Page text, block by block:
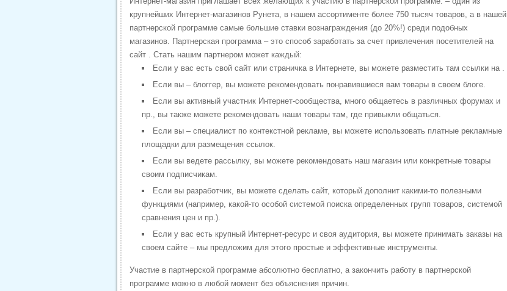
крупнейших Интернет-магазинов Рунета, в нашем ассортименте более 750 тысяч товаров, а в нашей
партнерской программе самые большие ставки вознаграждения (до 20%!) среди подобных
магазинов. Партнерская программа – это способ заработать за счет привлечения посетителей на
сайт . Стать нашим партнером может каждый:
Если у вас есть свой сайт или страничка в Интернете, вы можете разместить там ссылки на .
Если вы – блоггер, вы можете рекомендовать понравившиеся вам товары в своем блоге.
Если вы активный участник Интернет-сообщества, много общаетесь в различных форумах и
пр., вы также можете рекомендовать наши товары там, где привыкли общаться.
Если вы – специалист по контекстной рекламе, вы можете использовать платные рекламные
площадки для размещения ссылок.
Если вы ведете рассылку, вы можете рекомендовать наш магазин или конкретные товары
своим подписчикам.
Если вы разработчик, вы можете сделать сайт, который дополнит какими-то полезными
функциями (например, какой-то особой системой поиска определенных групп товаров, системой
сравнения цен и пр.).
Если у вас есть крупный Интернет-ресурс и своя аудитория, вы можете принимать заказы на
своем сайте – мы предложим для этого простые и эффективные инструменты.
Участие в партнерской программе абсолютно бесплатно, а закончить работу в партнерской
программе можно в любой момент без объяснения причин.